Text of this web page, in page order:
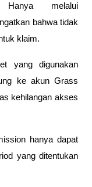
Hanya melalui
bahwa tidak
klaim.
yang digunakan
ke akun Grass
kehilangan akses
hanya dapat
yang ditentukan